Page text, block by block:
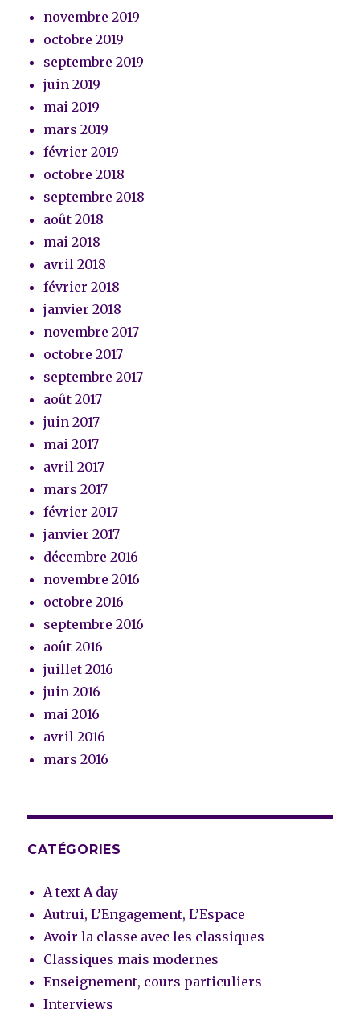
novembre 2019
octobre 2019
septembre 2019
juin 2019
mai 2019
mars 2019
février 2019
octobre 2018
septembre 2018
août 2018
mai 2018
avril 2018
février 2018
janvier 2018
novembre 2017
octobre 2017
septembre 2017
août 2017
juin 2017
mai 2017
avril 2017
mars 2017
février 2017
janvier 2017
décembre 2016
novembre 2016
octobre 2016
septembre 2016
août 2016
juillet 2016
juin 2016
mai 2016
avril 2016
mars 2016
CATÉGORIES
A text A day
Autrui, L’Engagement, L’Espace
Avoir la classe avec les classiques
Classiques mais modernes
Enseignement, cours particuliers
Interviews